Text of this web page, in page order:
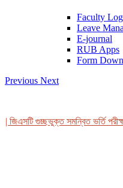
Faculty
Leave
E-journal
RUB Apps
Form
Previous Next
গুচ্ছভুক্ত সমন্বিত ভর্তি পরীক্ষায়